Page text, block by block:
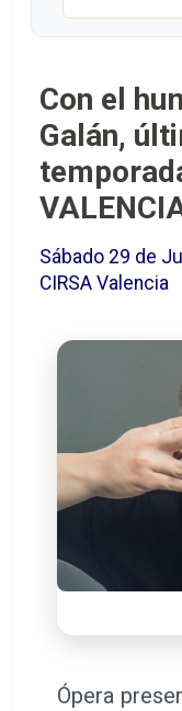
Con el
Galán,
Sábado 29 de
CIRSA Valencia
Ópera